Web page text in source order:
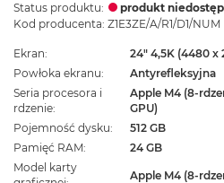
Status produktu:
produkt
Kod producenta: Z1E3ZE/A/R1/D1/NUM
Ekran
24" 4,5K (4480 x
Powłoka ekranu
Antyrefleksyjna
Seria procesora i
rdzenie
Apple M4 (8-
GPU)
Pojemność dysku
512 GB
Pamięć RAM
24 GB
Model karty
Apple M4 (8-